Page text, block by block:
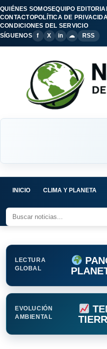
QUIÉNES SOMOSEQUIPO
CONTACTOPOLÍTICA DE
CONDICIONES DEL SERVICIO
SÍGUENOS
f X in ☁ RSS
INICIO CLIMA Y PLANETA
LECTURA
GLOBAL
EVOLUCIÓN
AMBIENTAL